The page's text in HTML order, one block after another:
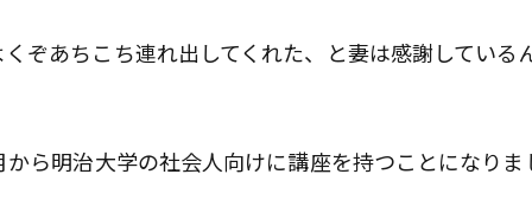
あちこち連れ出してくれた、と妻は感謝している
ら明治大学の社会人向けに講座を持つことになりま